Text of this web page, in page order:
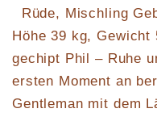
​Rüde, Mischling
Höhe 39 kg,
gechipt Phil – Ruhe
ersten Moment an
Gentleman mit dem